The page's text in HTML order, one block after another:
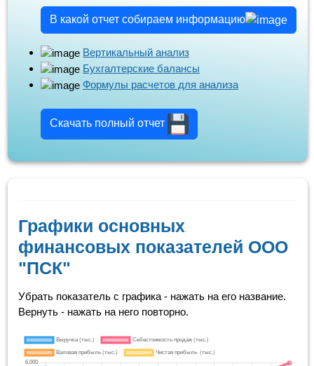
В какой отчет собираем информацию
Вертикальный анализ
Бухгалтерские балансы
Формулы расчетов для анализа
Скачать полный отчет
Графики основных
финансовых показателей ООО
"ПСК"
Убрать показатель с графика - нажать на его название.
Вернуть - нажать на него повторно.